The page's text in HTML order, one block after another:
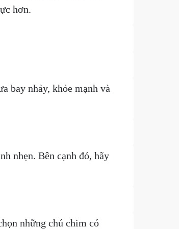
hơn.
bay nhảy, khỏe mạnh và
nhẹn. Bên cạnh đó, hãy
những chú chim có